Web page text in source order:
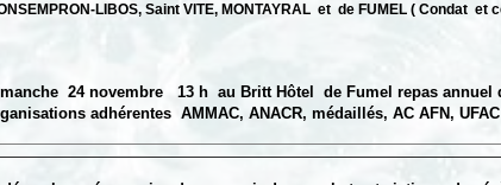
LIBOS, Saint VITE, MONTAYRAL et de FUMEL ( Condat et
24 novembre 13 h au Britt Hôtel de Fumel repas annuel
adhérentes AMMAC, ANACR, médaillés, AC AFN,